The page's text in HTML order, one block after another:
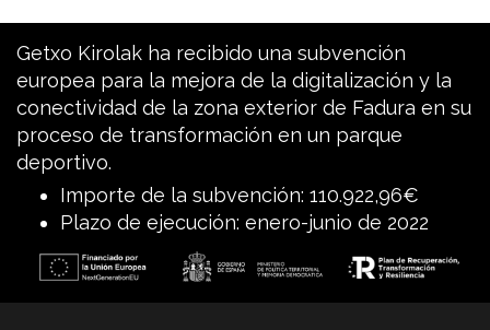
Getxo Kirolak ha recibido una subvención
europea para la mejora de la digitalización y la
conectividad de la zona exterior de Fadura en su
proceso de transformación en un parque
deportivo.
Importe de la subvención: 110.922,96€
Plazo de ejecución: enero-junio de 2022